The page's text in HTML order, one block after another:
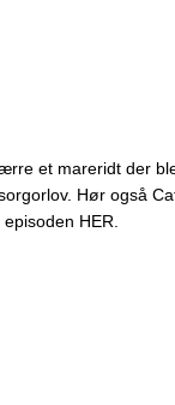
et mareridt der
Hør også
HER.